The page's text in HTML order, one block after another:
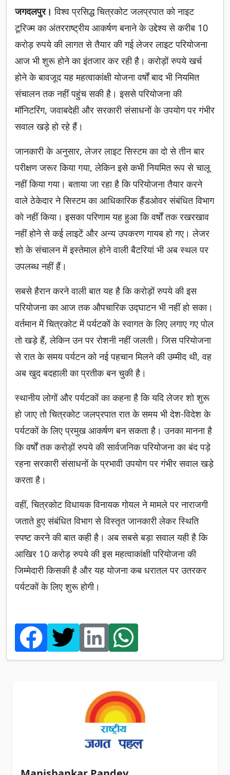
जगदलपुर।विश्व प्रसिद्ध चित्रकोट जलप्रपात को नाइट
टूरिज्म का अंतरराष्ट्रीय आकर्षण बनाने के उद्देश्य से करीब 10
करोड़ रुपये की लागत से तैयार की गई लेजर लाइट परियोजना
आज भी शुरू होने का इंतजार कर रही है। करोड़ों रुपये खर्च
होने के बावजूद यह महत्वाकांक्षी योजना वर्षों बाद भी नियमित
संचालन तक नहीं पहुंच सकी है। इससे परियोजना की
मॉनिटरिंग, जवाबदेही और सरकारी संसाधनों के उपयोग पर गंभीर
सवाल खड़े हो रहे हैं।
जानकारी के अनुसार, लेजर लाइट सिस्टम का दो से तीन बार
परीक्षण जरूर किया गया, लेकिन इसे कभी नियमित रूप से चालू
नहीं किया गया। बताया जा रहा है कि परियोजना तैयार करने
वाले ठेकेदार ने सिस्टम का आधिकारिक हैंडओवर संबंधित विभाग
को नहीं किया। इसका परिणाम यह हुआ कि वर्षों तक रखरखाव
नहीं होने से कई लाइटें और अन्य उपकरण गायब हो गए। लेजर
शो के संचालन में इस्तेमाल होने वाली बैटरियां भी अब स्थल पर
उपलब्ध नहीं हैं।
सबसे हैरान करने वाली बात यह है कि करोड़ों रुपये की इस
परियोजना का आज तक औपचारिक उद्घाटन भी नहीं हो सका।
वर्तमान में चित्रकोट में पर्यटकों के स्वागत के लिए लगाए गए पोल
तो खड़े हैं, लेकिन उन पर रोशनी नहीं जलती। जिस परियोजना
से रात के समय पर्यटन को नई पहचान मिलने की उम्मीद थी, वह
अब खुद बदहाली का प्रतीक बन चुकी है।
स्थानीय लोगों और पर्यटकों का कहना है कि यदि लेजर शो शुरू
हो जाए तो चित्रकोट जलप्रपात रात के समय भी देश-विदेश के
पर्यटकों के लिए प्रमुख आकर्षण बन सकता है। उनका मानना है
कि वर्षों तक करोड़ों रुपये की सार्वजनिक परियोजना का बंद पड़े
रहना सरकारी संसाधनों के प्रभावी उपयोग पर गंभीर सवाल खड़े
करता है।
वहीं, चित्रकोट विधायक विनायक गोयल ने मामले पर नाराजगी
जताते हुए संबंधित विभाग से विस्तृत जानकारी लेकर स्थिति
स्पष्ट करने की बात कही है। अब सबसे बड़ा सवाल यही है कि
आखिर 10 करोड़ रुपये की इस महत्वाकांक्षी परियोजना की
जिम्मेदारी किसकी है और यह योजना कब धरातल पर उतरकर
पर्यटकों के लिए शुरू होगी।